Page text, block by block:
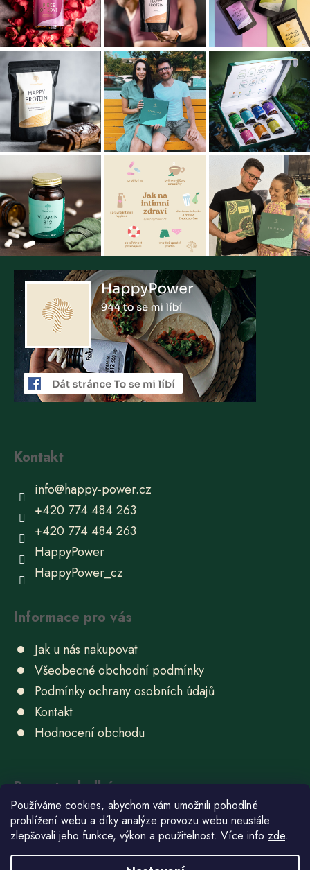
Používáme cookies, abychom vám umožnili pohodlné
prohlížení webu a díky analýze provozu webu neustále
zlepšovali jeho funkce, výkon a použitelnost. Více info zde.
Kontakt
info@happy-power.cz
+420 774 484 263
+420 774 484 263
HappyPower
HappyPower_cz
Informace pro vás
Jak u nás nakupovat
Všeobecné obchodní podmínky
Podmínky ochrany osobních údajů
Kontakt
Hodnocení obchodu
Recepty sladké
Ube chlebíček
22.6.2026
Domácí bonbóny